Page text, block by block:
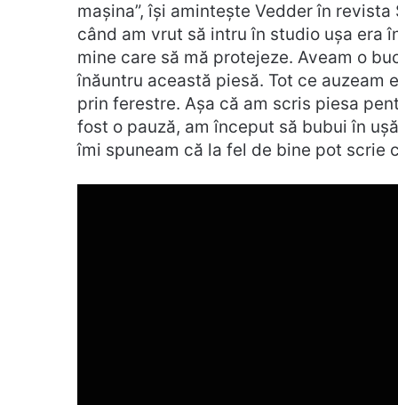
mașina”, își amintește Vedder în
când am vrut să intru în studio ușa era
mine care să mă protejeze. Aveam o
înăuntru această piesă. Tot ce auzeam
prin ferestre. Așa că am scris piesa
fost o pauză, am început să bubui în
îmi spuneam că la fel de bine pot scrie